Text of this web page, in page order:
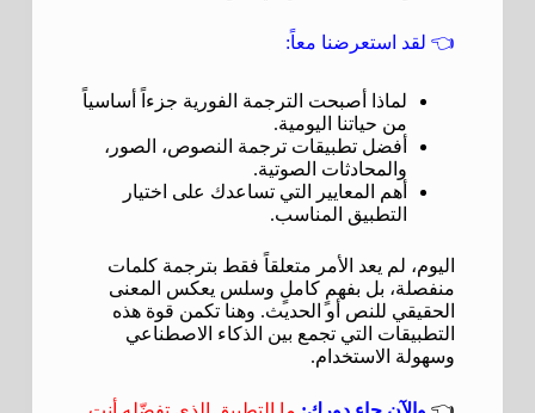
👈 لقد استعرضنا معاً:
لماذا أصبحت الترجمة الفورية جزءاً أساسياً
من حياتنا اليومية.
أفضل تطبيقات ترجمة النصوص، الصور،
والمحادثات الصوتية.
أهم المعايير التي تساعدك على اختيار
التطبيق المناسب.
اليوم، لم يعد الأمر متعلقاً فقط بترجمة كلمات
منفصلة، بل بفهمٍ كاملٍ وسلس يعكس المعنى
الحقيقي للنص أو الحديث. وهنا تكمن قوة هذه
التطبيقات التي تجمع بين الذكاء الاصطناعي
وسهولة الاستخدام.